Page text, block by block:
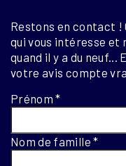
Restons en contact
qui vous intéresse et
quand il y a du neuf...
votre avis compte
Prénom*
Nom de famille*